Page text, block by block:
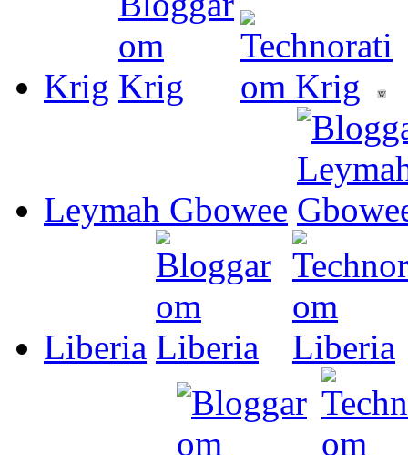
Krig
Leymah Gbowee
Liberia